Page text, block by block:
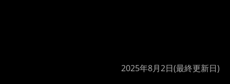
2025年8月2日(最終更新日)